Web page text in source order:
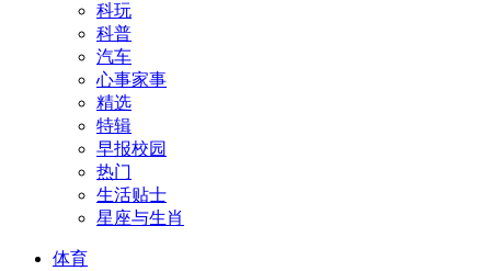
科玩
科普
汽车
心事家事
精选
特辑
早报校园
热门
生活贴士
星座与生肖
体育